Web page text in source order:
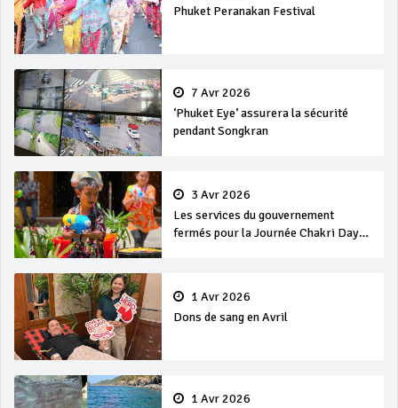
Phuket Peranakan Festival
7 Avr 2026
‘Phuket Eye’ assurera la sécurité
pendant Songkran
3 Avr 2026
Les services du gouvernement
fermés pour la Journée Chakri Day
1 Avr 2026
Dons de sang en Avril
1 Avr 2026